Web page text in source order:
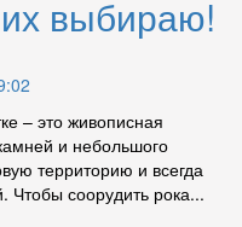
выбираю!
– это живописная
и небольшого
территорию и всегда
Чтобы соорудить рока...